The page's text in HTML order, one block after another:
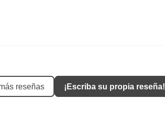
reseñas ¡Escriba su propia reseña!